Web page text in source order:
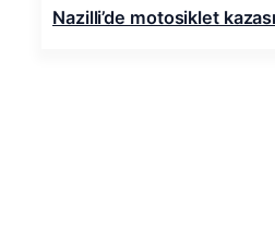
Nazilli’de motosiklet